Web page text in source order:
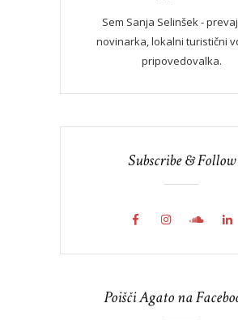
Sem Sanja Selinšek -
novinarka, lokalni turistični
pripovedovalka.
Subscribe & Follow
Poišči Agato na